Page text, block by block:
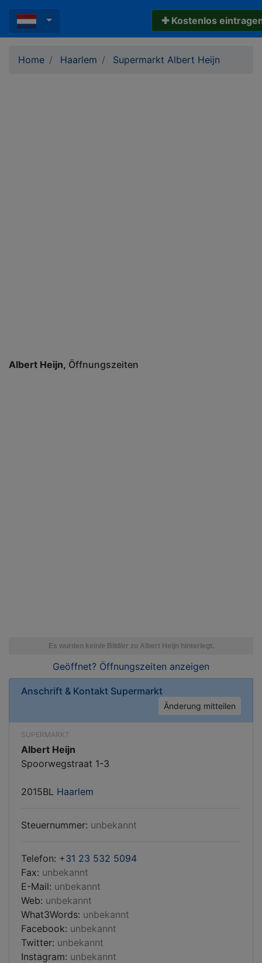
✚ Kostenlos
Home Haarlem Supermarkt Albert Heijn
Albert Heijn Öffnungszeiten
Geöffnet? Öffnungszeiten anzeigen
Anschrift & Kontakt Supermarkt
Änderung mitteilen
SUPERMARKT
Albert Heijn
Spoorwegstraat 1-3
2015BL Haarlem
Steuernummer: unbekannt
Telefon: +31 23 532 5094
Fax: unbekannt
E-Mail: unbekannt
Web: unbekannt
What3Words: unbekannt
Facebook: unbekannt
Twitter: unbekannt
Instagram: unbekannt